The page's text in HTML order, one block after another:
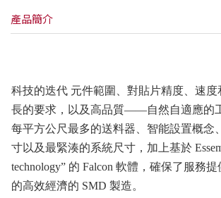
產品簡介
科技的迭代 元件範圍、對貼片精度、速度
長的要求，以及高品質——自然自適應的
每平方公尺最多的送料器、智能設置概念
寸以及最緊湊的系統尺寸，加上基於
technology” 的 Falcon 軟體，確保了服務
的高效經濟的 SMD 製造。